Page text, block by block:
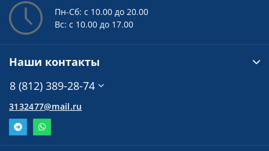
Пн-Сб: с 10.00 до 20.00
Вс: с 10.00 до 17.00
Наши контакты
8 (812) 389-28-74
3132477@mail.ru